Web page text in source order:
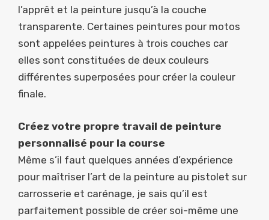
l’apprêt et la peinture jusqu’à la couche
transparente. Certaines peintures pour motos
sont appelées peintures à trois couches car
elles sont constituées de deux couleurs
différentes superposées pour créer la couleur
finale.
Créez votre propre travail de peinture
personnalisé pour la course
Même s’il faut quelques années d’expérience
pour maîtriser l’art de la peinture au pistolet sur
carrosserie et carénage, je sais qu’il est
parfaitement possible de créer soi-même une